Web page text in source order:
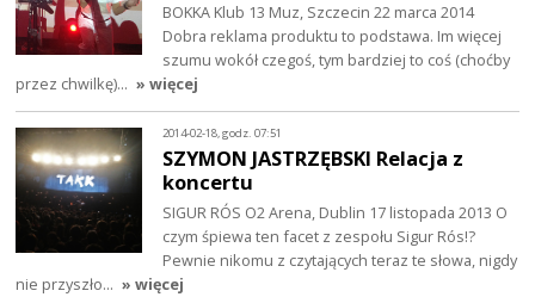
BOKKA Klub 13 Muz, Szczecin 22 marca 2014
Dobra reklama produktu to podstawa. Im więcej
szumu wokół czegoś, tym bardziej to coś (choćby
przez chwilkę)… » więcej
2014-02-18, godz. 07:51
SZYMON JASTRZĘBSKI Relacja z
koncertu
SIGUR RÓS O2 Arena, Dublin 17 listopada 2013 O
czym śpiewa ten facet z zespołu Sigur Rós!?
Pewnie nikomu z czytających teraz te słowa, nigdy
nie przyszło… » więcej